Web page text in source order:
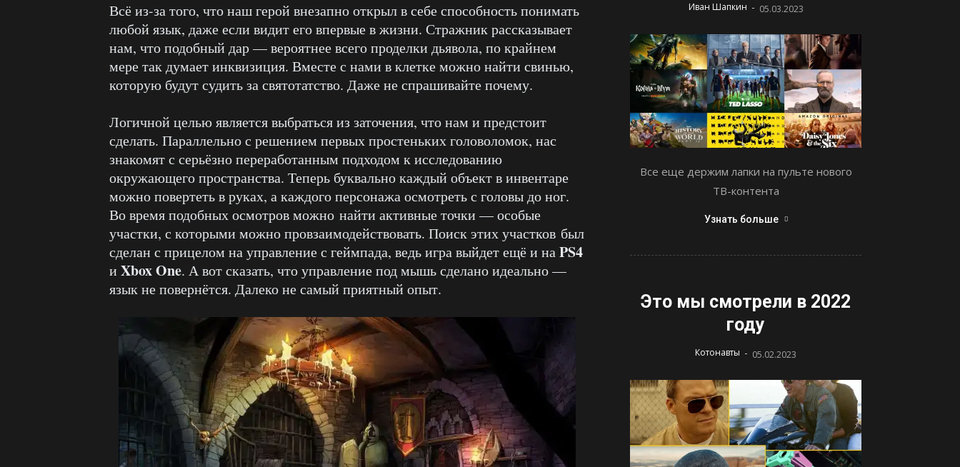
Всё из-за того, что наш герой внезапно открыл в себе способность понимать
любой язык, даже если видит его впервые в жизни. Стражник рассказывает
нам, что подобный дар — вероятнее всего проделки дьявола, по крайнем
мере так думает инквизиция. Вместе с нами в клетке можно найти свинью,
которую будут судить за святотатство. Даже не спрашивайте почему.
Логичной целью является выбраться из заточения, что нам и предстоит
сделать. Параллельно с решением первых простеньких головоломок, нас
знакомят с серьёзно переработанным подходом к исследованию
окружающего пространства. Теперь буквально каждый объект в инвентаре
можно повертеть в руках, а каждого персонажа осмотреть с головы до ног.
Во время подобных осмотров можно найти активные точки — особые
участки, с которыми можно провзаимодействовать. Поиск этих участков был
сделан с прицелом на управление с геймпада, ведь игра выйдет ещё и наPS4
и Xbox One. А вот сказать, что управление под мышь сделано идеально —
язык не повернётся. Далеко не самый приятный опыт.
Иван Шапкин - 05.03.2023
Все еще держим лапки на пульте нового
ТВ-контента
Узнать больше
Это мы смотрели в 2022
году
Котонавты - 05.02.2023